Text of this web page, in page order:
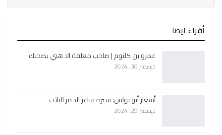
أقراء ايضا
عمرو بن كلثوم | صاحب معلقة الا هبي بصحنك
ديسمبر 30, 2024
أشعار أبو نواس: سيرة شاعر الخمر التائب
ديسمبر 29, 2024